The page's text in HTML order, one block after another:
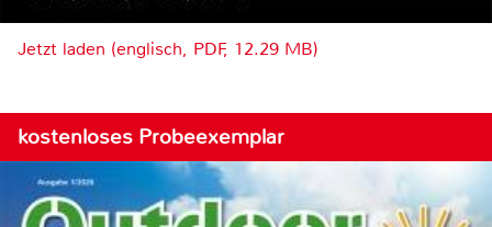
Jetzt laden (englisch, PDF, 12.29 MB)
kostenloses Probeexemplar